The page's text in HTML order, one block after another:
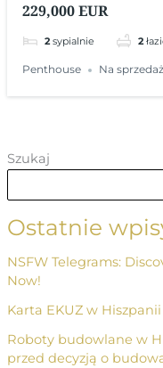
229,000 EUR
2 sypialnie 2
Penthouse Na sprzedaż
Szukaj
Ostatnie
NSFW Telegrams:
Now!
Karta EKUZ w Hiszpanii
Roboty budowlane w
przed decyzją o